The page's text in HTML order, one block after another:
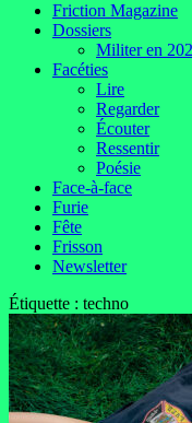
Friction Magazine
Dossiers
Militer en
Facéties
Lire
Regarder
Écouter
Ressentir
Poésie
Face-à-face
Furie
Fête
Frisson
Newsletter
Étiquette : techno